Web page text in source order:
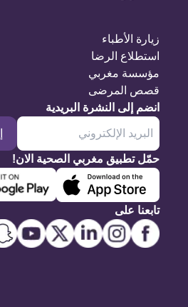
زيارة الأطباء
استطلاع الرضا
مؤسسة مغربي
قصص المرضى
انضم إلى النشرة البريدية
حمّل تطبيق مغربي الصحية الان!
تابعنا على